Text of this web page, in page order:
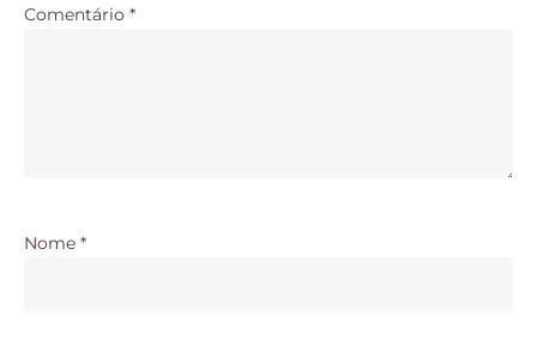
Comentário *
Nome *